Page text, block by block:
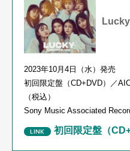
2023年10月 4 日（水）発売
初回限定盤（CD+DVD）／
（税込）
Sony Music Associated
初回限定盤（